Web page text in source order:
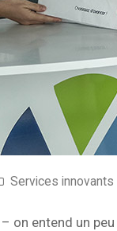
Services innovants
on entend un